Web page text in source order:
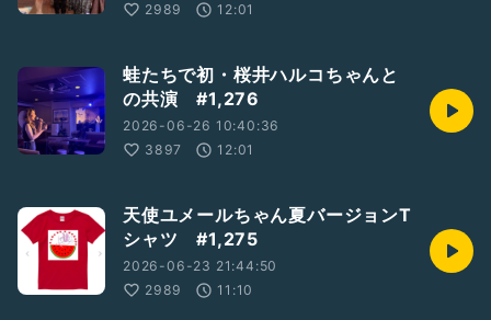
2989
12:01
蛙たちで初・桜井ハルコちゃんと
の共演 #1,276
2026-06-26 10:40:36
3897
12:01
天使ユメールちゃん夏バージョンT
シャツ #1,275
2026-06-23 21:44:50
2989
11:10